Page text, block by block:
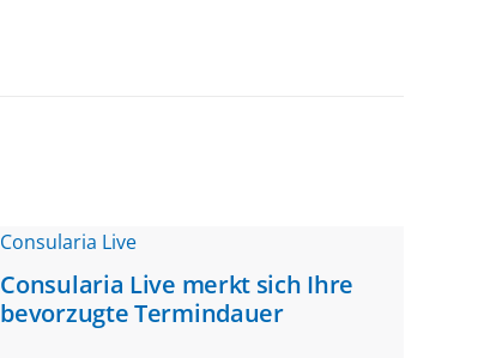
Consularia Live
Consularia Live merkt sich Ihre
bevorzugte Termindauer